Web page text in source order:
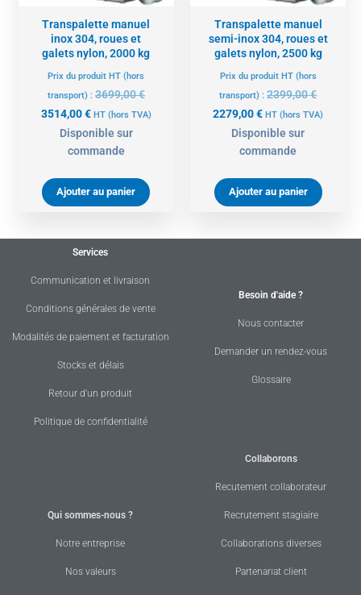
Transpalette manuel
inox 304, roues et
galets nylon, 2000 kg
Prix du produit HT (hors
transport) : 3699,00€
3514,00€ HT (hors TVA)
Disponible sur
commande
Ajouter au panier
Transpalette manuel
semi-inox 304, roues et
galets nylon, 2500 kg
Prix du produit HT (hors
transport) :2399,00€
2279,00€ HT (hors TVA)
Disponible sur
commande
Ajouter au panier
Services
Communication et livraison
Conditions générales de vente
Modalités de paiement et facturation
Stocks et délais
Retour d'un produit
Politique de confidentialité
Besoin d'aide ?
Nous contacter
Demander un rendez-vous
Glossaire
Qui sommes-nous ?
Notre entreprise
Nos valeurs
Collaborons
Recutement collaborateur
Recrutement stagiaire
Collaborations diverses
Partenariat client